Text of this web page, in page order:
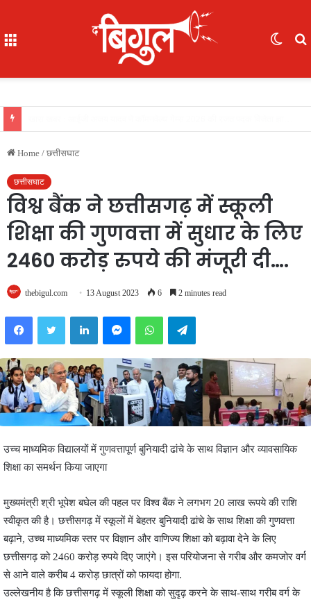
Home / छत्तीसघाट
छत्तीसघाट
विश्व बैंक ने छत्तीसगढ़ में स्कूली
शिक्षा की गुणवत्ता में सुधार के लिए
2460 करोड़ रुपये की मंजूरी दी….
thebigul.com 13 August 2023 6 2 minutes read
FacebookTwitter LinkedInMessengerWhatsAppTelegram
उच्च माध्यमिक विद्यालयों में गुणवत्तापूर्ण बुनियादी ढांचे के साथ विज्ञान और व्यावसायिक
शिक्षा का समर्थन किया जाएगा
मुख्यमंत्री श्री भूपेश बघेल की पहल पर विश्व बैंक ने लगभग 20 लाख रूपये की राशि
स्वीकृत की है। छत्तीसगढ़ में स्कूलों में बेहतर बुनियादी ढांचे के साथ शिक्षा की गुणवत्ता
बढ़ाने, उच्च माध्यमिक स्तर पर विज्ञान और वाणिज्य शिक्षा को बढ़ावा देने के लिए
छत्तीसगढ़ को 2460 करोड़ रुपये दिए जाएंगे। इस परियोजना से गरीब और कमजोर वर्ग
से आने वाले करीब 4 करोड़ छात्रों को फायदा होगा.
उल्लेखनीय है कि छत्तीसगढ़ में स्कूली शिक्षा को सुदृढ़ करने के साथ-साथ गरीब वर्ग के